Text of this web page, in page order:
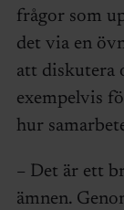
frågor som
det via en
att diskutera
exempelvis
hur
– Det är ett
ämnen.